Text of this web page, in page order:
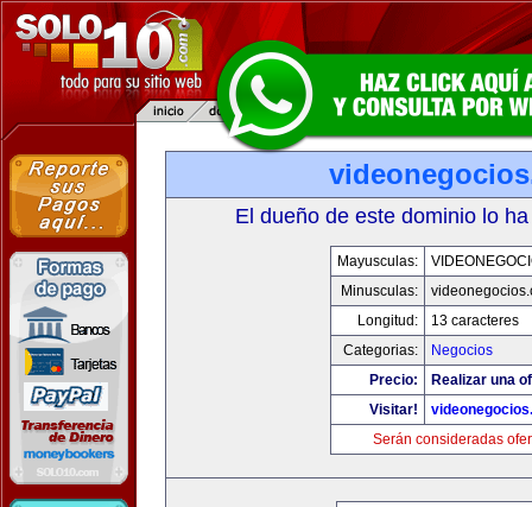
El dueño de este dominio lo
Mayusculas:
Minusculas:
Longitud:
13 caracteres
Categorias:
Negocios
Precio:
Realizar una
Visitar!
Serán consideradas